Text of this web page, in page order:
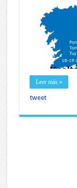
Leer más »
tweet